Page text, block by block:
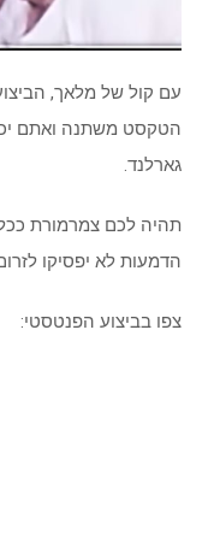
עם קול של מלאך,
גארלנד.
תהיה לכם צמרמורת
הדמעות לא יפסיקו
צפו בביצוע הפנטסטי: